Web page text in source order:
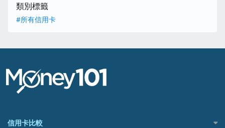
類別標籤
#所有信用卡
信用卡比較